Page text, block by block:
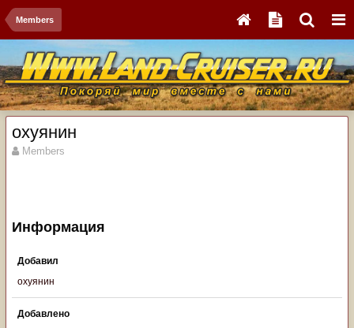
Members
охуянин
Members
Информация
Добавил
охуянин
Добавлено